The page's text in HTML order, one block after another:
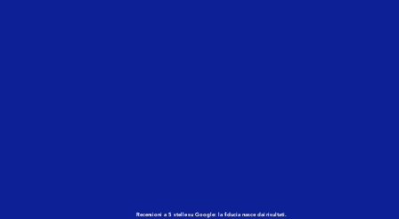
Recensioni a 5 stelle su Google: la fiducia nasce dai risultati.